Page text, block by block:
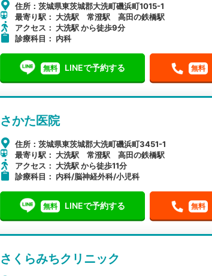
住所：茨城県東茨城郡大洗町磯浜町1015-1
最寄り駅： 大洗駅 常澄駅 高田の鉄橋駅
アクセス： 大洗駅 から徒歩9分
診療科目： 内科
無料 LINEで予約する 無料
さかた医院
住所：茨城県東茨城郡大洗町磯浜町3451-1
最寄り駅： 大洗駅 常澄駅 高田の鉄橋駅
アクセス： 大洗駅 から徒歩11分
診療科目： 内科/脳神経外科/小児科
無料 LINEで予約する 無料
さくらみちクリニック